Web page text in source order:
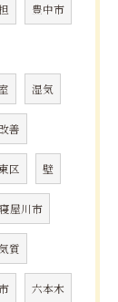
豊中市
湿気
善
区 壁
寝屋川市
質
六本木